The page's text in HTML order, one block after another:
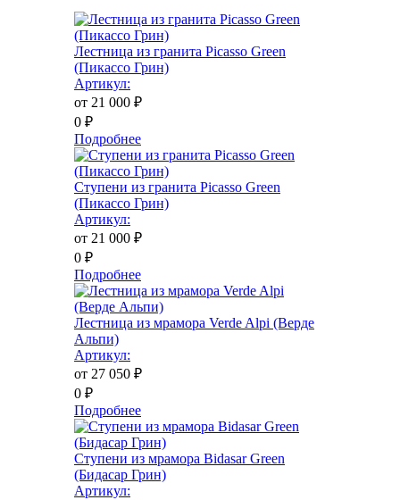
Лестница из гранита Picasso Green
(Пикассо Грин)
Артикул:
от 21 000 ₽
0 ₽
Подробнее
Ступени из гранита Picasso Green
(Пикассо Грин)
Артикул:
от 21 000 ₽
0 ₽
Подробнее
Лестница из мрамора Verde Alpi (Верде
Альпи)
Артикул:
от 27 050 ₽
0 ₽
Подробнее
Ступени из мрамора Bidasar Green
(Бидасар Грин)
Артикул: